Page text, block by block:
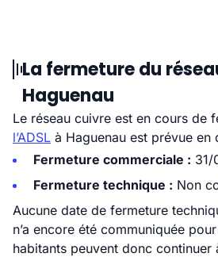
La fermeture du
Haguenau
Le réseau cuivre est en cours de
l’ADSL à Haguenau est prévue en
Fermeture commerciale : 31/
Fermeture technique : Non
Aucune date de fermeture
n’a encore été communiquée
habitants peuvent donc continuer